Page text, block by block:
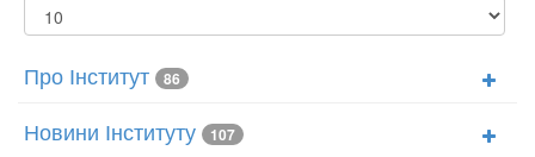
Показувати
Про Інститут 86
Новини Інституту 107